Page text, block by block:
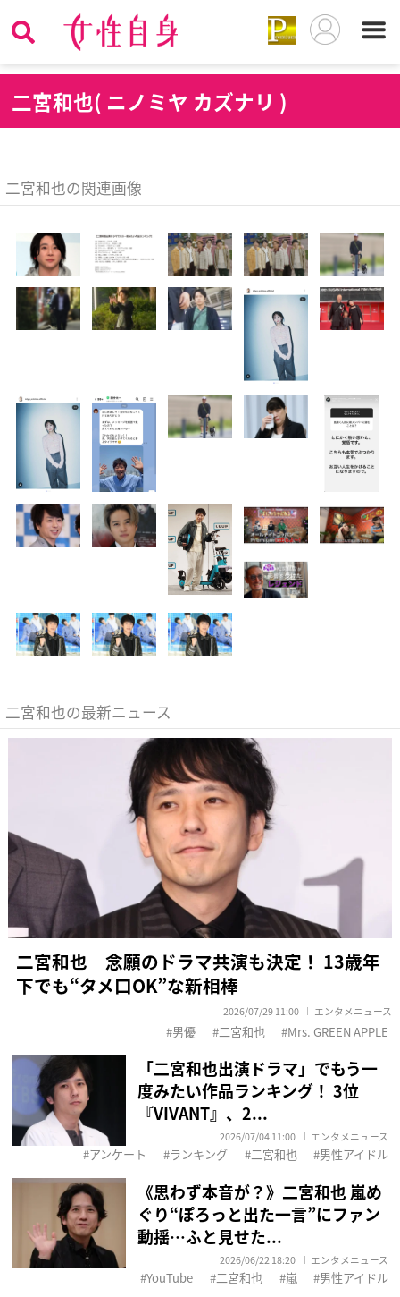
二宮和也( ニノミヤ カズナリ )
二宮和也の関連画像
二宮和也の最新ニュース
二宮和也 念願のドラマ共演も決定！ 13歳年
下でも“タメ口OK”な新相棒
2026/07/29 11:00 エンタメニュース
男優 二宮和也 Mrs. GREEN APPLE
「二宮和也出演ドラマ」でもう一
度みたい作品ランキング！ 3位
『VIVANT』、2...
2026/07/04 11:00 エンタメニュース
アンケート ランキング 二宮和也 男性アイドル
《思わず本音が？》二宮和也 嵐め
ぐり“ぽろっと出た一言”にファン
動揺…ふと見せた...
2026/06/22 18:20 エンタメニュース
YouTube 二宮和也 嵐 男性アイドル